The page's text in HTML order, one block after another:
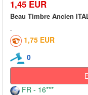
1,45 EUR
Beau Timbre Ancien
1,75 EUR
0
FR - 16***